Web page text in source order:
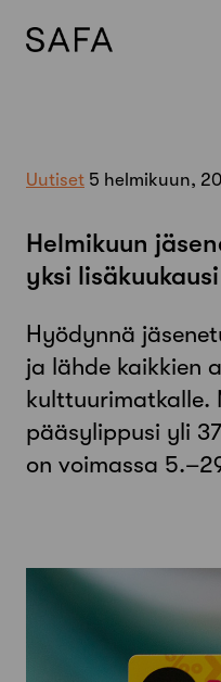
Uutiset 5 helmikuun,
Helmikuun
yksi
Hyödynnä
ja lähde kaikkien
kulttuurimatkalle.
pääsylippusi yli
on voimassa